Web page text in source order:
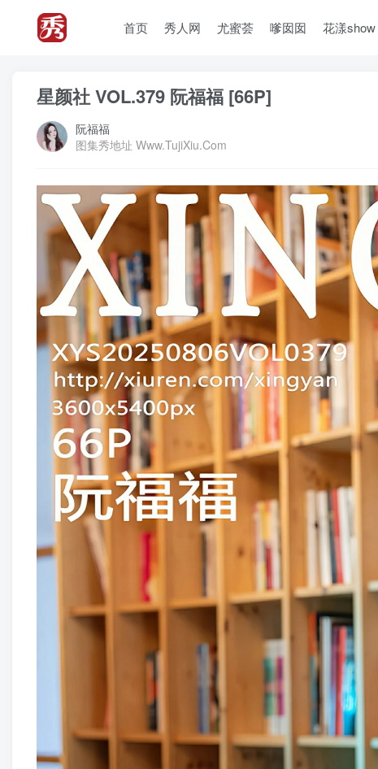
首页 秀人网 尤蜜荟 嗲囡囡 花漾show
星颜社 VOL.379 阮福福 [66P]
阮福福
图集秀地址 Www.TujiXiu.Com